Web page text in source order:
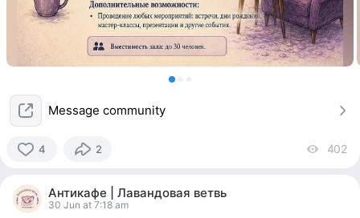
Message community
4
people
reacted
2 402
Антикафе | Лавандовая ветвь
30 Jun at 7:18 am